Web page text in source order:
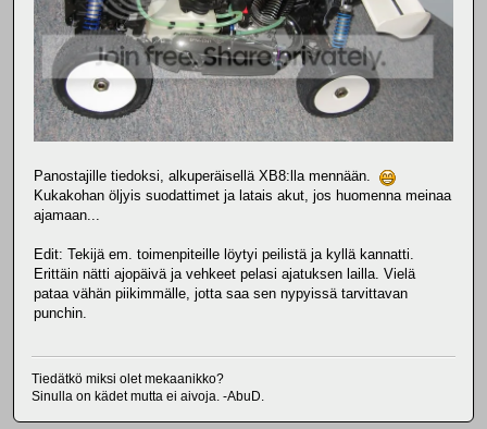
Panostajille tiedoksi, alkuperäisellä XB8:lla mennään.
Kukakohan öljyis suodattimet ja latais akut, jos huomenna meinaa
ajamaan...
Edit: Tekijä em. toimenpiteille löytyi peilistä ja kyllä kannatti.
Erittäin nätti ajopäivä ja vehkeet pelasi ajatuksen lailla. Vielä
pataa vähän piikimmälle, jotta saa sen nypyissä tarvittavan
punchin.
Tiedätkö miksi olet mekaanikko?
Sinulla on kädet mutta ei aivoja. -AbuD.